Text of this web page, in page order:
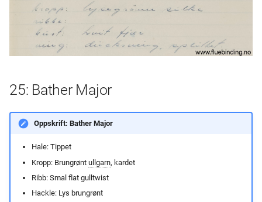
25: Bather Major
Oppskrift: Bather Major
Hale: Tippet
Kropp: Brungrønt ullgarn, kardet
Ribb: Smal flat gulltwist
Hackle: Lys brungrønt